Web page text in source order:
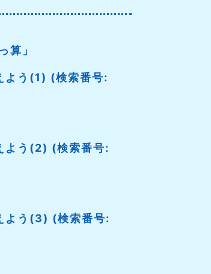
算」
う(1) (検索番号:
う(2) (検索番号:
う(3) (検索番号: